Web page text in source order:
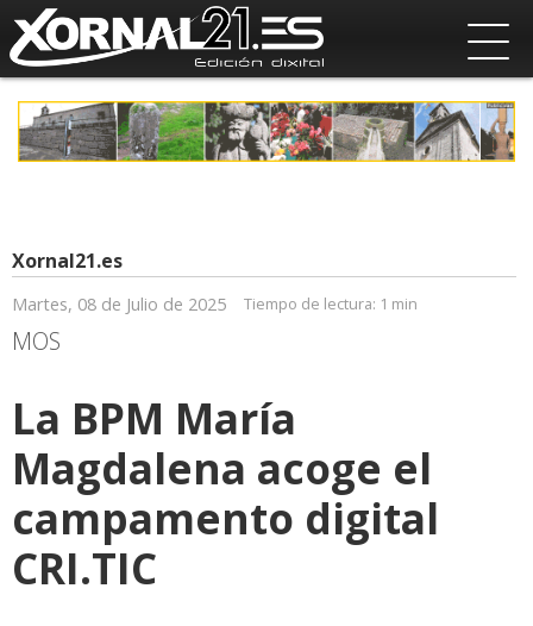
Xornal21.es
Martes, 08 de Julio de 2025 Tiempo de lectura: 1 min
MOS
La BPM María
Magdalena acoge el
campamento digital
CRI.TIC